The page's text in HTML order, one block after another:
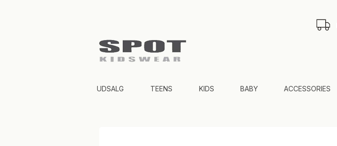
UDSALG TEENS KIDS BABY ACCESSORIES